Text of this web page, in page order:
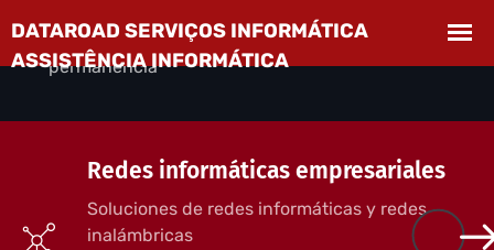
Desplazamientos incluidos, sin compromiso de
permanencia
Redes informáticas empresariales
Soluciones de redes informáticas y redes
inalámbricas